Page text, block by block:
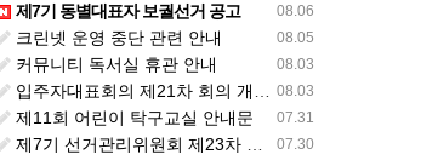
08.06
제7기 동별대표자 보궐선거 공고
08.05
크린넷 운영 중단 관련 안내
08.03
커뮤니티 독서실 휴관 안내
08.03
입주자대표회의 제21차 회의 개최 공고(임시)
07.31
제11회 어린이 탁구교실 안내문
07.30
제7기 선거관리위원회 제23차 회의 개최 공고